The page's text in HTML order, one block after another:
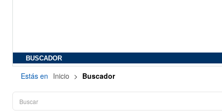
BUSCADOR
Estás en Inicio > Buscador